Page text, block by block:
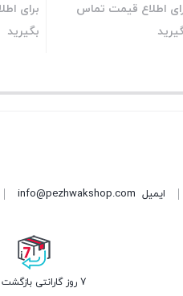
اطلاع قیمت تماس
برای
بگیرید
ایمیل info@pezhwakshop.com
7 روز گارانتی بازگشت وجه